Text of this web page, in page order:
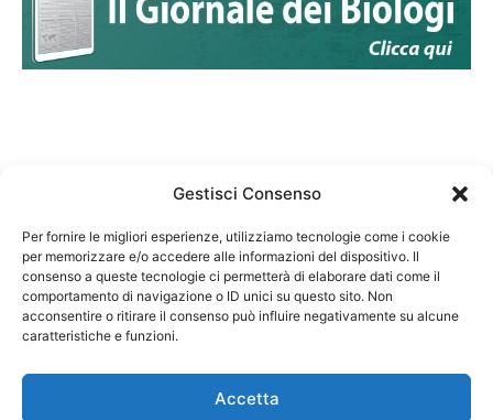
Gestisci Consenso
Per fornire le migliori esperienze, utilizziamo tecnologie come i cookie
per memorizzare e/o accedere alle informazioni del dispositivo. Il
consenso a queste tecnologie ci permetterà di elaborare dati come il
comportamento di navigazione o ID unici su questo sito. Non
acconsentire o ritirare il consenso può influire negativamente su alcune
caratteristiche e funzioni.
Accetta
Federazione Nazionale Degli Ordini dei Biologi:
codice fiscale 80069130583
Responsabile sito internet www.fnob.it: Vincenzo